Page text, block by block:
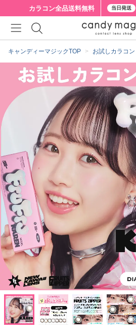
カラコン全品送料無料 当日発送
キャンディーマジックTOP お試しカラコン
クーポン詳細